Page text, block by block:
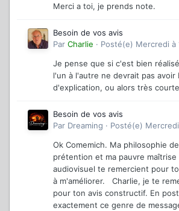
Merci a toi, je prends note.
Besoin de vos avis
Par Charlie · Posté(e) Mercredi à
Je pense que si c'est bien
l'un à l'autre ne devrait pas avoir
d'explication, ou alors très
Besoin de vos avis
Par Dreaming · Posté(e)
Ok Comemich. Ma philosophie
prétention et ma pauvre maîtrise
audiovisuel te remercient pour
à m'améliorer. Charlie, je te
pour ton avis constructif. En
exactement ce genre de